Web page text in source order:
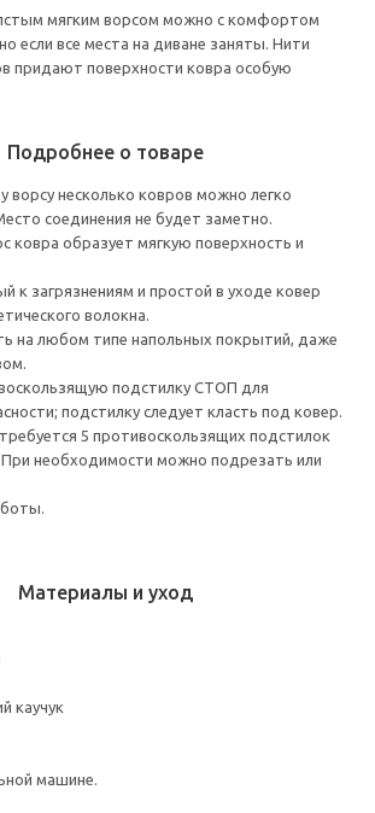
мягким ворсом можно с комфортом
если все места на диване заняты. Нити
придают поверхности ковра особую
Подробнее о товаре
ворсу несколько ковров можно легко
соединения не будет заметно.
ковра образует мягкую поверхность и
к загрязнениям и простой в уходе ковер
волокна.
на любом типе напольных покрытий, даже
подстилку СТОП для
подстилку следует класть под ковер.
5 противоскользящих подстилок
необходимости можно подрезать или
Материалы и уход
каучук
машине.